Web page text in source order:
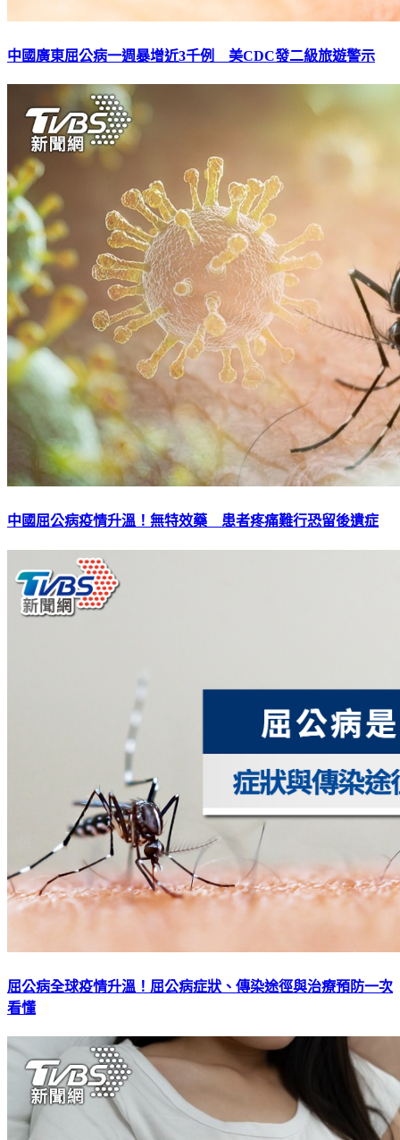
中國廣東屈公病一週暴增近3千例 美CDC發二級旅遊警示
中國屈公病疫情升溫！無特效藥 患者疼痛難行恐留後遺症
屈公病全球疫情升溫！屈公病症狀、傳染途徑與治療預防一次
看懂